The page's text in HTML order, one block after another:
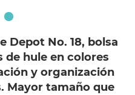
Depot No. 18, bolsa
de hule en colores
y organización
Mayor tamaño que